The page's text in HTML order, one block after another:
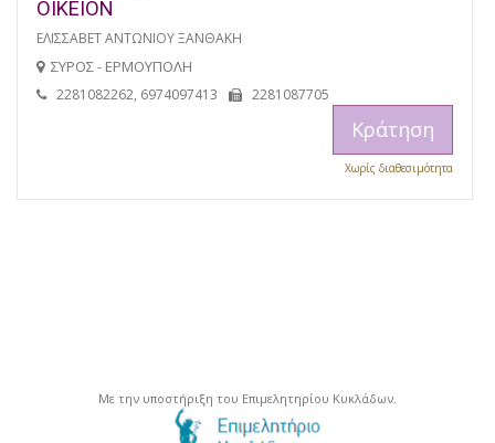
ΟΙΚΕΙΟΝ
ΕΛΙΣΣΑΒΕΤ ΑΝΤΩΝΙΟΥ ΞΑΝΘΑΚΗ
ΣΥΡΟΣ - ΕΡΜΟΥΠΟΛΗ
2281082262, 6974097413 2281087705
Κράτηση
Χωρίς διαθεσιμότητα
Με την υποστήριξη του Επιμελητηρίου Κυκλάδων.